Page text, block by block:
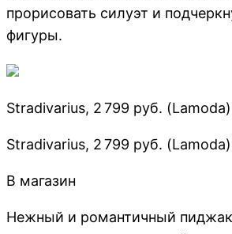
прорисовать силуэт и
фигуры.
Stradivarius, 2 799 руб. (Lamoda)
Stradivarius, 2 799 руб. (Lamoda)
В магазин
Нежный и романтичный